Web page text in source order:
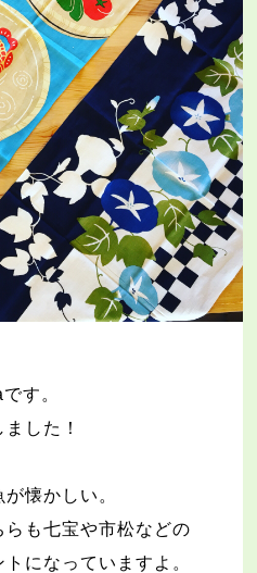
です。
した！
懐かしい。
らも七宝や市松などの
になっていますよ。